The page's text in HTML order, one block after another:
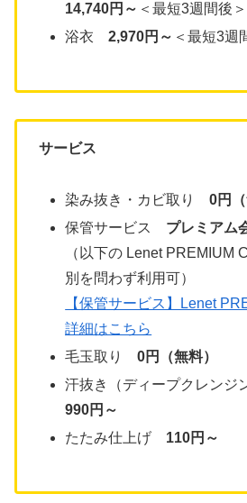
14,740円～ ＜最短3週間後＞
浴衣2,970円～ ＜最短3週
サービス
染み抜き・カビ取り0円（
保管サービス プレミアム
（以下の Lenet PREMIUM
別を問わず利用可）
【保管サービス】Lenet
詳細はこちら
毛玉取り0円（無料）
汗抜き（ディープクレン
990円～
たたみ仕上げ 110円～